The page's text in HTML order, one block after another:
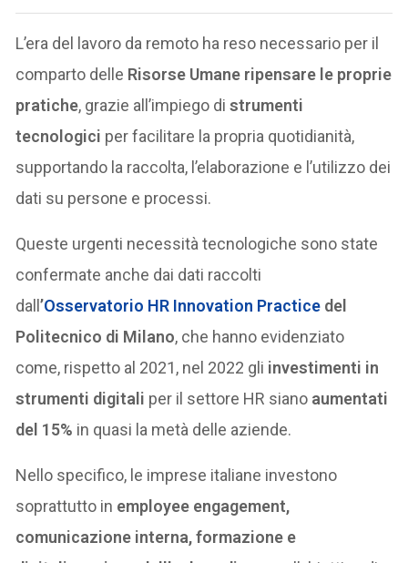
L’era del lavoro da remoto ha reso necessario per il
comparto delle Risorse Umane ripensare le proprie
pratiche, grazie all’impiego distrumenti
tecnologici per facilitare la propria quotidianità,
supportando la raccolta, l’elaborazione e l’utilizzo dei
dati su persone e processi.
Queste urgenti necessità tecnologiche sono state
confermate anche dai dati raccolti
dall’Osservatorio HR Innovation Practice del
Politecnico di Milano, che hanno evidenziato
come, rispetto al 2021, nel 2022 gli investimenti in
strumenti digitali per il settore HR siano aumentati
del 15% in quasi la metà delle aziende.
Nello specifico, le imprese italiane investono
soprattutto in employee engagement,
comunicazione interna, formazione e